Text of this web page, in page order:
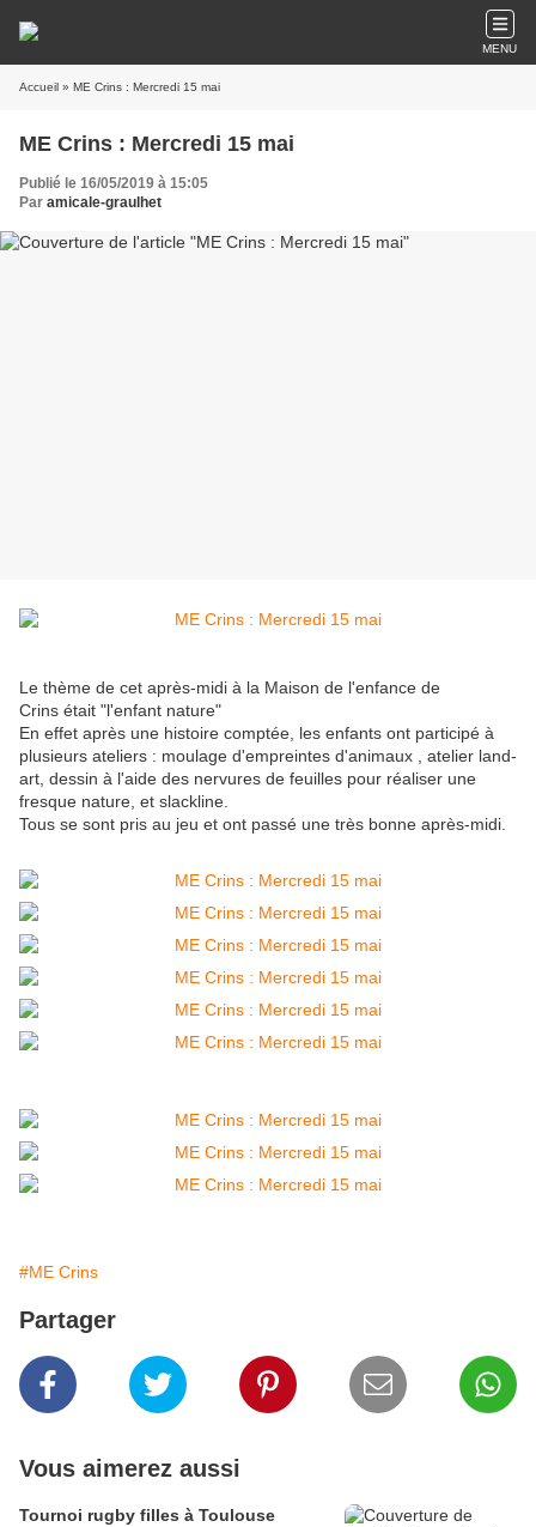
MENU
Accueil » ME Crins : Mercredi 15 mai
ME Crins : Mercredi 15 mai
Publié le 16/05/2019 à 15:05
Par amicale-graulhet
Le thème de cet après-midi à la Maison de l'enfance de
Crins était "l'enfant nature"
En effet après une histoire comptée, les enfants ont participé à
plusieurs ateliers : moulage d'empreintes d'animaux , atelier land-
art, dessin à l'aide des nervures de feuilles pour réaliser une
fresque nature, et slackline.
Tous se sont pris au jeu et ont passé une très bonne après-midi.
#ME Crins
Partager
Vous aimerez aussi
Tournoi rugby filles à Toulouse